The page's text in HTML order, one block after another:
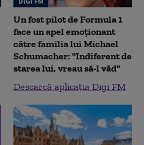
Un fost pilot de Formula 1
face un apel emoționant
către familia lui Michael
Schumacher: "Indiferent de
starea lui, vreau să-l văd"
Descarcă aplicația Digi FM